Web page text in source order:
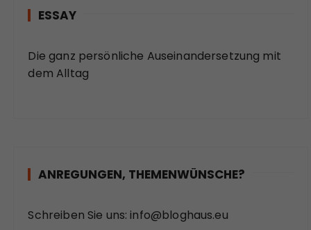
ESSAY
Die ganz persönliche Auseinandersetzung mit
dem Alltag
ANREGUNGEN, THEMENWÜNSCHE?
Schreiben Sie uns: info@bloghaus.eu